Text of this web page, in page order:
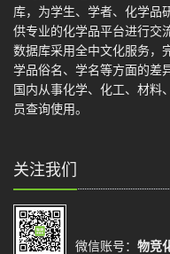
库，为学生、学者、化学品
供专业的化学品平台进行交
数据库采用全中文化服务，
学品俗名、学名等方面的差
国内从事化学、化工、材料
员查询使用。
关注我们
微信账号： 物竞